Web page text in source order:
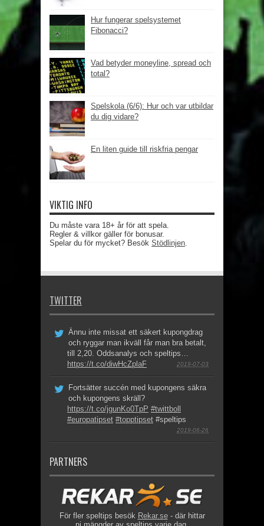
Hur fungerar spelsystemet
Fibonacci?
Vad betyder moneyline, spread och
total?
Spelskola (6/6): Hur och var utbildar
du dig vidare?
En liten guide till riskfria pengar
VIKTIG INFO
Du måste vara 18+ år för att spela.
Regler & villkor gäller för bonusar.
Spelar du för mycket? Besök Stödlinjen
TWITTER
Ännu inte missat ett säkert kupongdrag
och ryggar man ikväll får man bra betalt,
till 2,20. Oddsanalys och speltips…
https://t.co/diwHcZplaF
2019-07-03
Fortsätter succén med kupongens säkra
och kupongens skräll?
https://t.co/jgunKo0TpP #twittboll
#europatipset #topptipset #speltips
2019-06-26
PARTNERS
För fler speltips besök Rekar.se- där hittar